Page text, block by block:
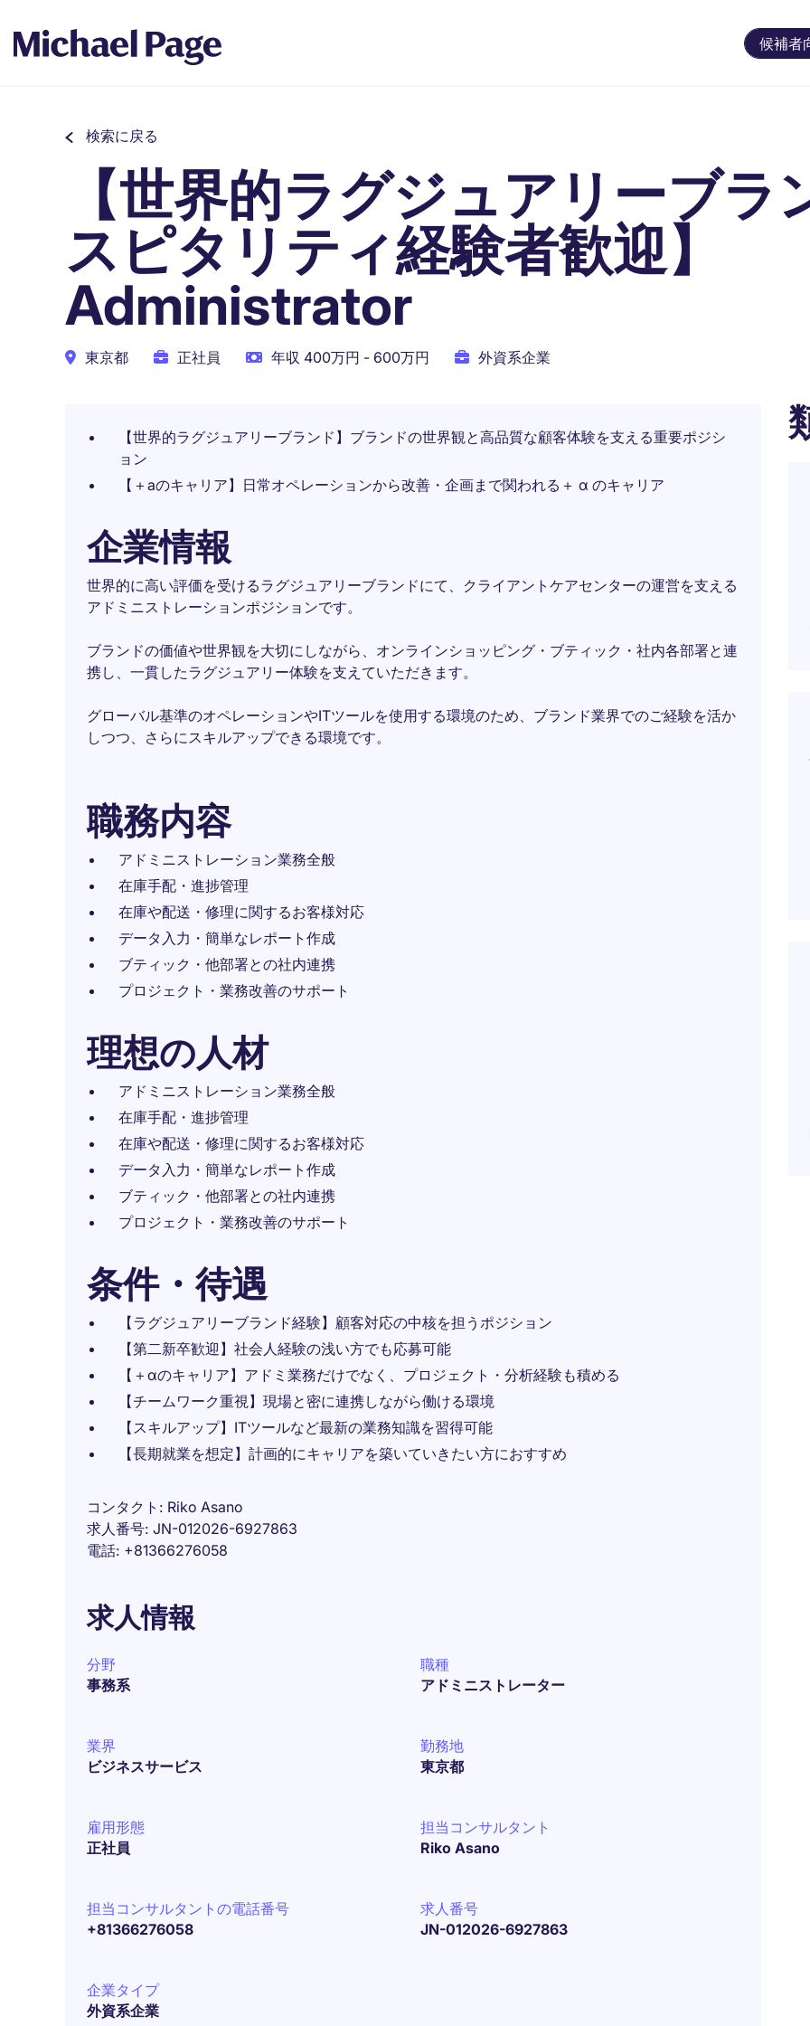
候補者
検索に戻る
【世界的ラグジュアリーブラ
スピタリティ経験者歓迎】
Administrator
東京都 正社員 年収 400万円 - 600万円 外資系企業
【世界的ラグジュアリーブランド】ブランドの世界観と高品質な顧客体験を支える重要ポジシ
ョン
【＋aのキャリア】日常オペレーションから改善・企画まで関われる＋ α のキャリア
企業情報
世界的に高い評価を受けるラグジュアリーブランドにて、クライアントケアセンターの運営を支える
アドミニストレーションポジションです。
ブランドの価値や世界観を大切にしながら、オンラインショッピング・ブティック・社内各部署と連
携し、一貫したラグジュアリー体験を支えていただきます。
グローバル基準のオペレーションやITツールを使用する環境のため、ブランド業界でのご経験を活か
しつつ、さらにスキルアップできる環境です。
職務内容
アドミニストレーション業務全般
在庫手配・進捗管理
在庫や配送・修理に関するお客様対応
データ入力・簡単なレポート作成
ブティック・他部署との社内連携
プロジェクト・業務改善のサポート
理想の人材
アドミニストレーション業務全般
在庫手配・進捗管理
在庫や配送・修理に関するお客様対応
データ入力・簡単なレポート作成
ブティック・他部署との社内連携
プロジェクト・業務改善のサポート
条件・待遇
【ラグジュアリーブランド経験】顧客対応の中核を担うポジション
【第二新卒歓迎】社会人経験の浅い方でも応募可能
【＋αのキャリア】アドミ業務だけでなく、プロジェクト・分析経験も積める
【チームワーク重視】現場と密に連携しながら働ける環境
【スキルアップ】ITツールなど最新の業務知識を習得可能
【長期就業を想定】計画的にキャリアを築いていきたい方におすすめ
コンタクト
Riko Asano
求人番号 JN-012026-6927863
電話 +81366276058
求人情報
分野
事務系
職種
アドミニストレーター
業界
ビジネスサービス
勤務地
東京都
雇用形態
正社員
担当コンサルタント
Riko Asano
担当コンサルタントの電話番号
+81366276058
求人番号
JN-012026-6927863
企業タイプ
外資系企業